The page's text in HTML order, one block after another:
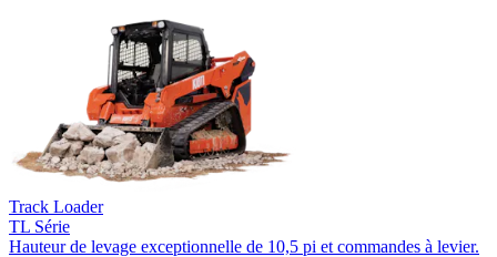
Track Loader
TL Série
Hauteur de levage exceptionnelle de 10,5 pi et commandes à levier.